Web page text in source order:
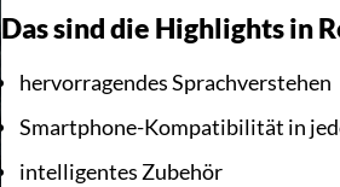
Das sind die Highlights in
hervorragendes Sprachverstehen
Smartphone-Kompatibilität in
intelligentes Zubehör